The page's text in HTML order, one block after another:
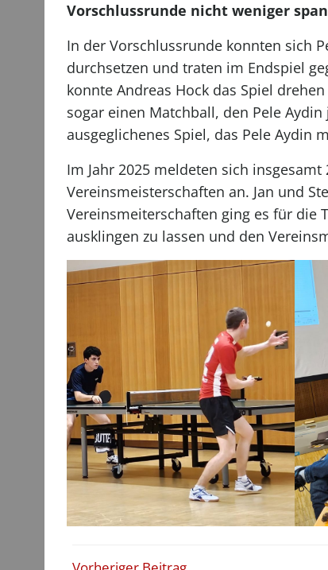
Vorschlussrunde nicht weniger
In der Vorschlussrunde konnten sich
durchsetzen und traten im Endspiel
konnte Andreas Hock das Spiel
sogar einen Matchball, den Pele
ausgeglichenes Spiel, das Pele Aydin
Im Jahr 2025 meldeten sich
Vereinsmeisterschaften an. Jan und
Vereinsmeiterschaften ging es für die
ausklingen zu lassen und den